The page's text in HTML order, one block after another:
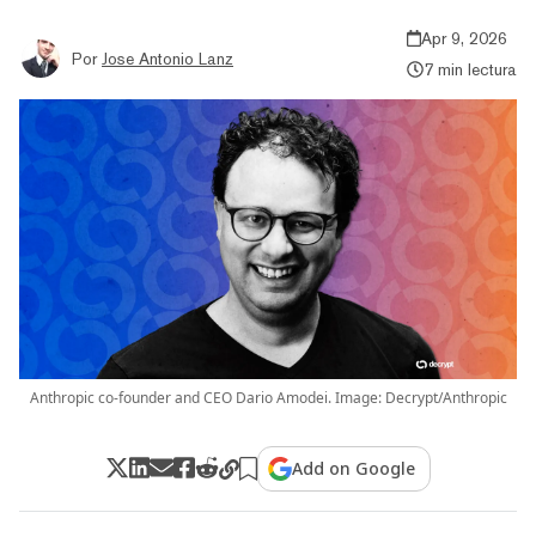
Por Jose Antonio Lanz
Apr 9, 2026
7 min lectura
Anthropic co-founder and CEO Dario Amodei. Image: Decrypt/Anthropic
Add on Google